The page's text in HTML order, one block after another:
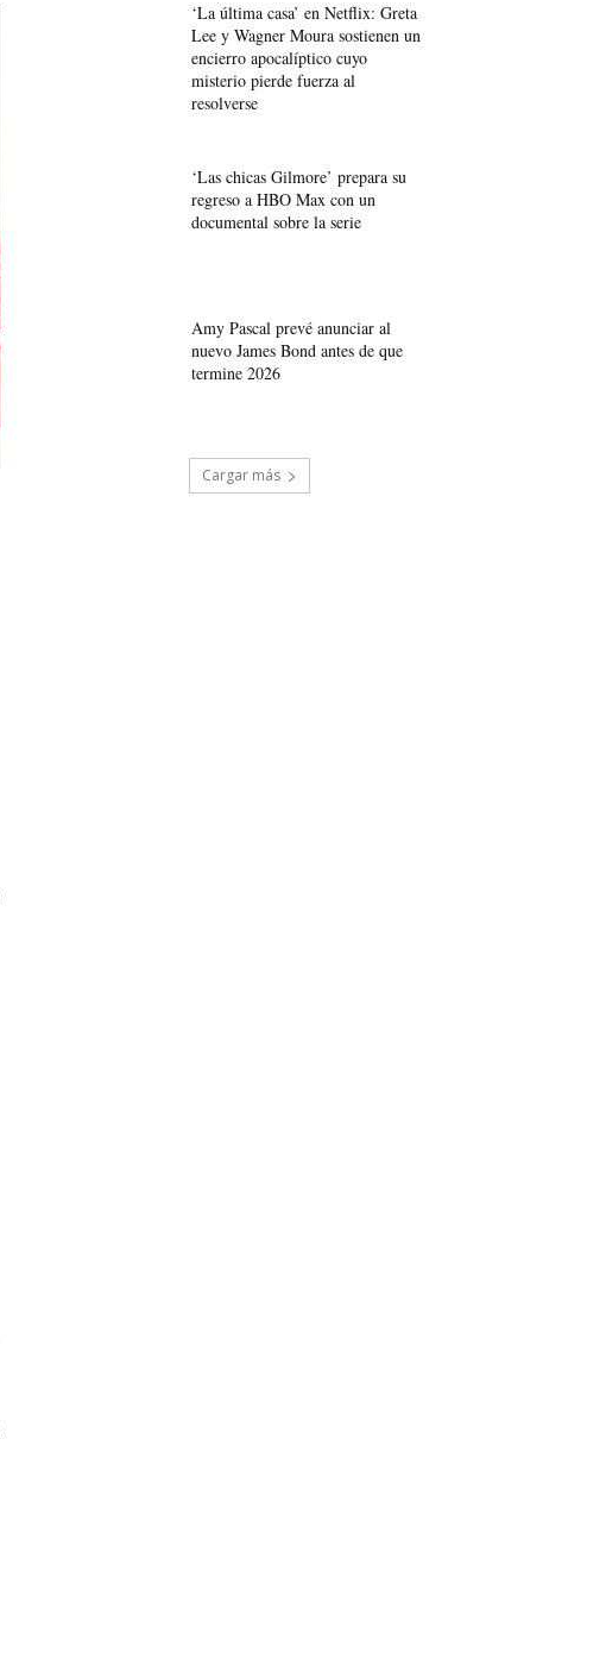
‘La última casa’ en Netflix: Greta
Lee y Wagner Moura sostienen un
encierro apocalíptico cuyo
misterio pierde fuerza al
resolverse
‘Las chicas Gilmore’ prepara su
regreso a HBO Max con un
documental sobre la serie
Amy Pascal prevé anunciar al
nuevo James Bond antes de que
termine 2026
Cargar más